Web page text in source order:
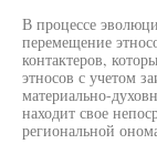
В процессе
перемещение
контактеров,
этносов с учетом
материально-
находит свое
региональной